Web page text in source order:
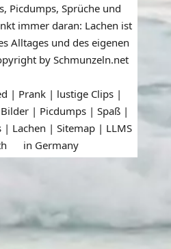
Picdumps, Sprüche und
immer daran: Lachen ist
Alltages und des eigenen
by Schmunzeln.net
| Prank | lustige Clips |
| Picdumps | Spaß |
| Lachen | Sitemap | LLMS
in Germany